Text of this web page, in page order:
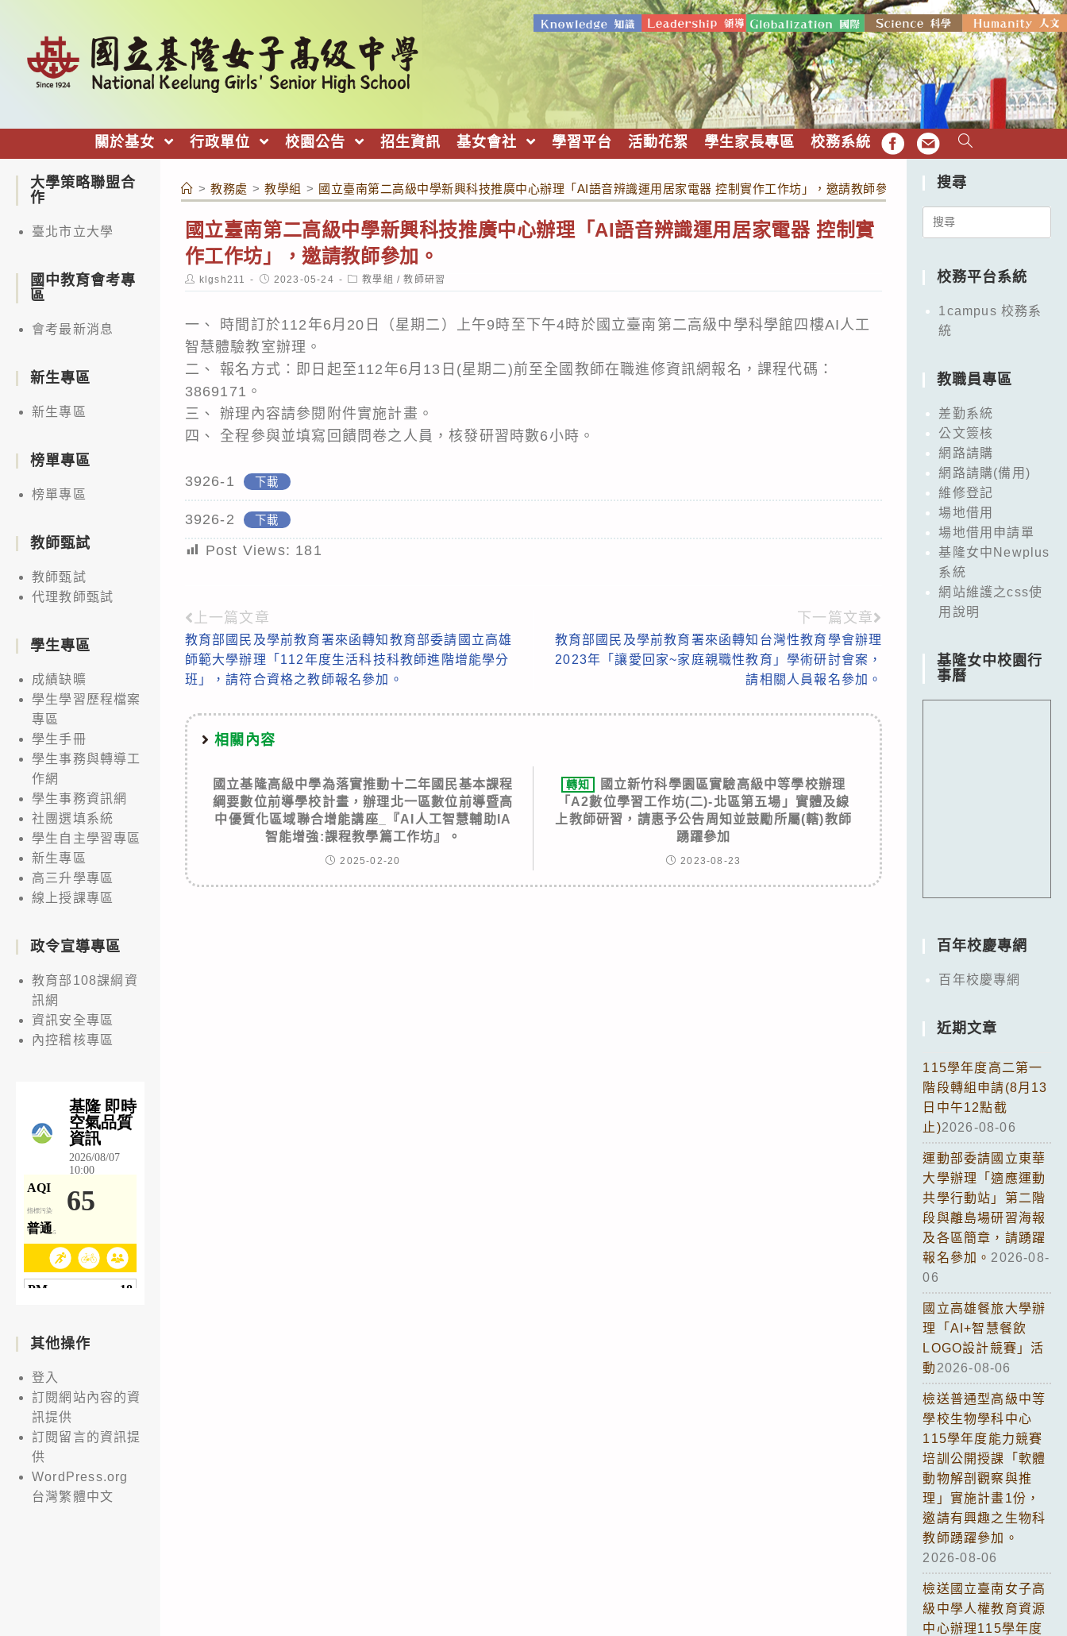
關於基女 行政單位 校園公告 招生資訊 基女會社 學習平台 活動花絮 學生家長專區 校務系統 FB EMAIL
> 教務處 > 教學組 > 國立臺南第二高級中學新興科技推廣中心辦理「AI語音辨識運用居家電器 控制實作工作坊」，邀請教師參加。
國立臺南第二高級中學新興科技推廣中心辦理「AI語音辨識運用居家電器 控制實
作工作坊」，邀請教師參加。
Post
author:
klgsh211
Post
published:
2023-05-24
Post
category:
教學組 / 教師研習
一、 時間訂於112年6月20日（星期二）上午9時至下午4時於國立臺南第二高級中學科學館四樓AI人工
智慧體驗教室辦理。
二、 報名方式：即日起至112年6月13日(星期二)前至全國教師在職進修資訊網報名，課程代碼：
3869171。
三、 辦理內容請參閱附件實施計畫。
四、 全程參與並填寫回饋問卷之人員，核發研習時數6小時。
3926-1 下載
3926-2 下載
Post Views: 181
Read
more
articles
上一篇文章
教育部國民及學前教育署來函轉知教育部委請國立高雄
師範大學辦理「112年度生活科技科教師進階增能學分
班」，請符合資格之教師報名參加。
下一篇文章
教育部國民及學前教育署來函轉知台灣性教育學會辦理
2023年「讓愛回家~家庭親職性教育」學術研討會案，
請相關人員報名參加。
相關內容
國立基隆高級中學為落實推動十二年國民基本課程
綱要數位前導學校計畫，辦理北一區數位前導暨高
中優質化區域聯合增能講座_『AI人工智慧輔助IA
智能增強:課程教學篇工作坊』。
2025-02-20
轉知
國立新竹科學園區實驗高級中等學校辦理
「A2數位學習工作坊(二)-北區第五場」實體及線
上教師研習，請惠予公告周知並鼓勵所屬(轄)教師
踴躍參加
2023-08-23
大學策略聯盟合
作
臺北市立大學
國中教育會考專
區
會考最新消息
新生專區
新生專區
榜單專區
榜單專區
教師甄試
教師甄試
代理教師甄試
學生專區
成績缺曠
學生學習歷程檔案
專區
學生手冊
學生事務與轉導工
作網
學生事務資訊網
社團選填系統
學生自主學習專區
新生專區
高三升學專區
線上授課專區
政令宣導專區
教育部108課綱資
訊網
資訊安全專區
內控稽核專區
其他操作
登入
訂閱網站內容的資
訊提供
訂閱留言的資訊提
供
WordPress.org
台灣繁體中文
搜尋
Search
校務平台系統
1campus 校務系
統
教職員專區
差勤系統
公文簽核
網路請購
網路請購(備用)
維修登記
場地借用
場地借用申請單
基隆女中Newplus
系統
網站維護之css使
用說明
基隆女中校園行
事曆
百年校慶專網
百年校慶專網
近期文章
115學年度高二第一
階段轉組申請(8月13
日中午12點截
止)2026-08-06
運動部委請國立東華
大學辦理「適應運動
共學行動站」第二階
段與離島場研習海報
及各區簡章，請踴躍
報名參加。 2026-08-
06
國立高雄餐旅大學辦
理「AI+智慧餐飲
LOGO設計競賽」活
動 2026-08-06
檢送普通型高級中等
學校生物學科中心
115學年度能力競賽
培訓公開授課「軟體
動物解剖觀察與推
理」實施計畫1份，
邀請有興趣之生物科
教師踴躍參加。
2026-08-06
檢送國立臺南女子高
級中學人權教育資源
中心辦理115學年度